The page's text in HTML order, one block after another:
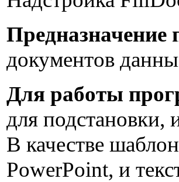
документов
Для работы
для
В качестве
PowerPoint, и